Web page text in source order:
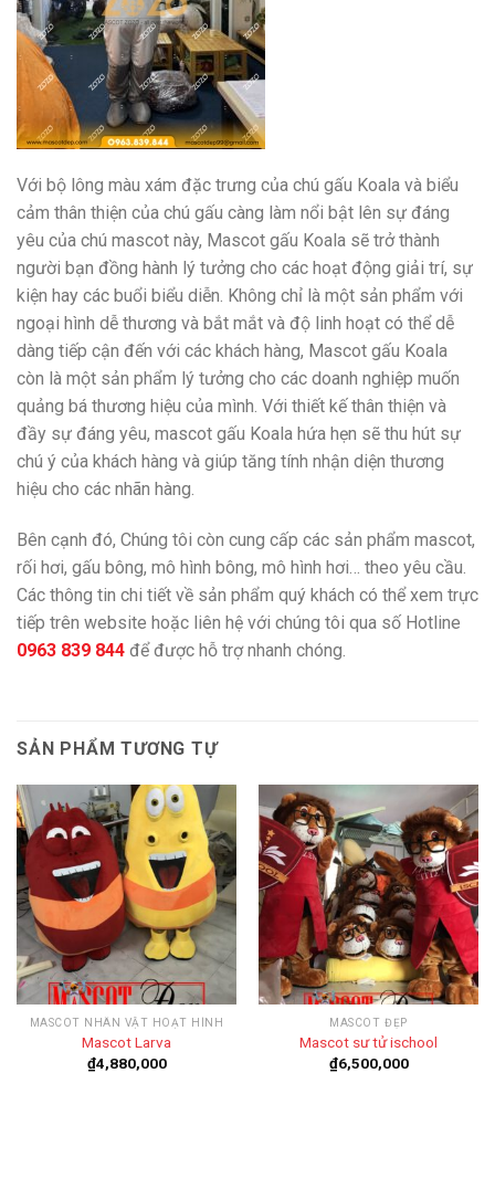
Với bộ lông màu xám đặc trưng của chú gấu Koala và biểu
cảm thân thiện của chú gấu càng làm nổi bật lên sự đáng
yêu của chú mascot này, Mascot gấu Koala sẽ trở thành
người bạn đồng hành lý tưởng cho các hoạt động giải trí, sự
kiện hay các buổi biểu diễn. Không chỉ là một sản phẩm với
ngoại hình dễ thương và bắt mắt và độ linh hoạt có thể dễ
dàng tiếp cận đến với các khách hàng, Mascot gấu Koala
còn là một sản phẩm lý tưởng cho các doanh nghiệp muốn
quảng bá thương hiệu của mình. Với thiết kế thân thiện và
đầy sự đáng yêu, mascot gấu Koala hứa hẹn sẽ thu hút sự
chú ý của khách hàng và giúp tăng tính nhận diện thương
hiệu cho các nhãn hàng.
Bên cạnh đó, Chúng tôi còn cung cấp các sản phẩm mascot,
rối hơi, gấu bông, mô hình bông, mô hình hơi… theo yêu cầu.
Các thông tin chi tiết về sản phẩm quý khách có thể xem trực
tiếp trên website hoặc liên hệ với chúng tôi qua số Hotline
0963 839 844 để được hỗ trợ nhanh chóng.
SẢN PHẨM TƯƠNG TỰ
MASCOT NHÂN VẬT HOẠT HÌNH
Mascot Larva
₫4,880,000
MASCOT ĐẸP
Mascot sư tử ischool
₫6,500,000